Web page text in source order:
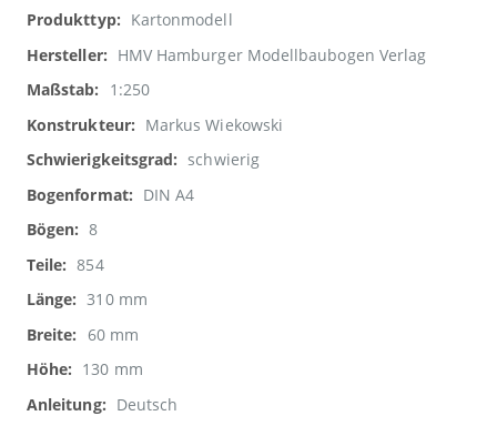
Weitere
Informationen
Kartonmodell
HMV Hamburger Modellbaubogen Verlag
1:250
Markus Wiekowski
schwierig
DIN A4
8
854
310 mm
60 mm
130 mm
Deutsch